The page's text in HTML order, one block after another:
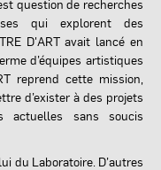
question de recherches
qui explorent des
D'ART avait lancé en
d’équipes artistiques
reprend cette mission,
d’exister à des projets
actuelles sans soucis
du Laboratoire. D’autres